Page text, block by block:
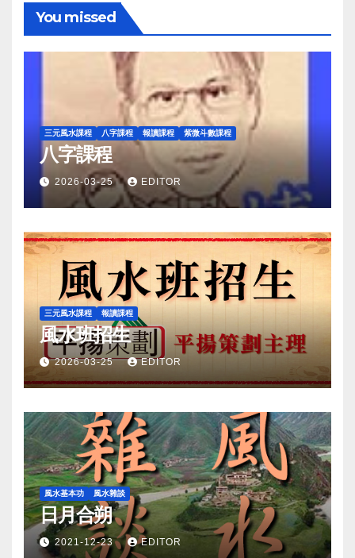
You missed
三元風水課程 八字課程 報讀課程 紫微斗數課程
八字課程
2026-03-25 EDITOR
三元風水課程 報讀課程
風水班招生
2026-03-25 EDITOR
風水基本功 風水雜談
日月合朔
2021-12-23 EDITOR